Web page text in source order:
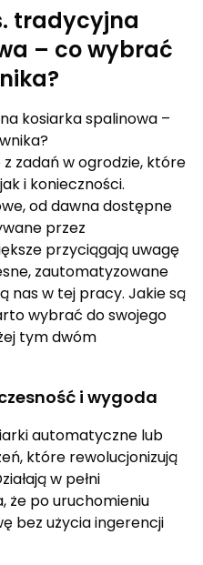
tradycyjna
– co wybrać
kosiarka spalinowa –
zadań w ogrodzie, które
i konieczności.
od dawna dostępne
przez
przyciągają uwagę
zautomatyzowane
nas w tej pracy. Jakie są
wybrać do swojego
tym dwóm
i wygoda
automatyczne lub
które rewolucjonizują
w pełni
że ​​po uruchomieniu
bez użycia ingerencji